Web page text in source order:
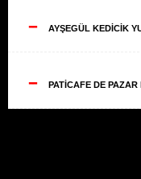
-- AYŞEGÜL KEDİCİK
-- PATİCAFE DE